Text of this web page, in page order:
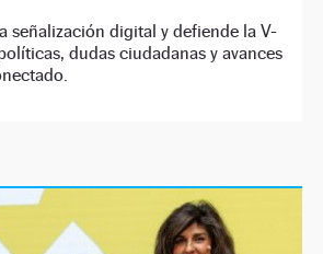
señalización digital y defiende la V-
dudas ciudadanas y avances